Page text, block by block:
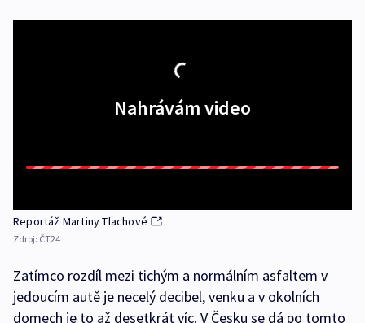
Nahrávám video
Reportáž Martiny Tlachové
Zdroj: ČT24
Zatímco rozdíl mezi tichým a normálním asfaltem v
jedoucím autě je necelý decibel, venku a v okolních
domech je to až desetkrát víc. V Česku se dá po tomto